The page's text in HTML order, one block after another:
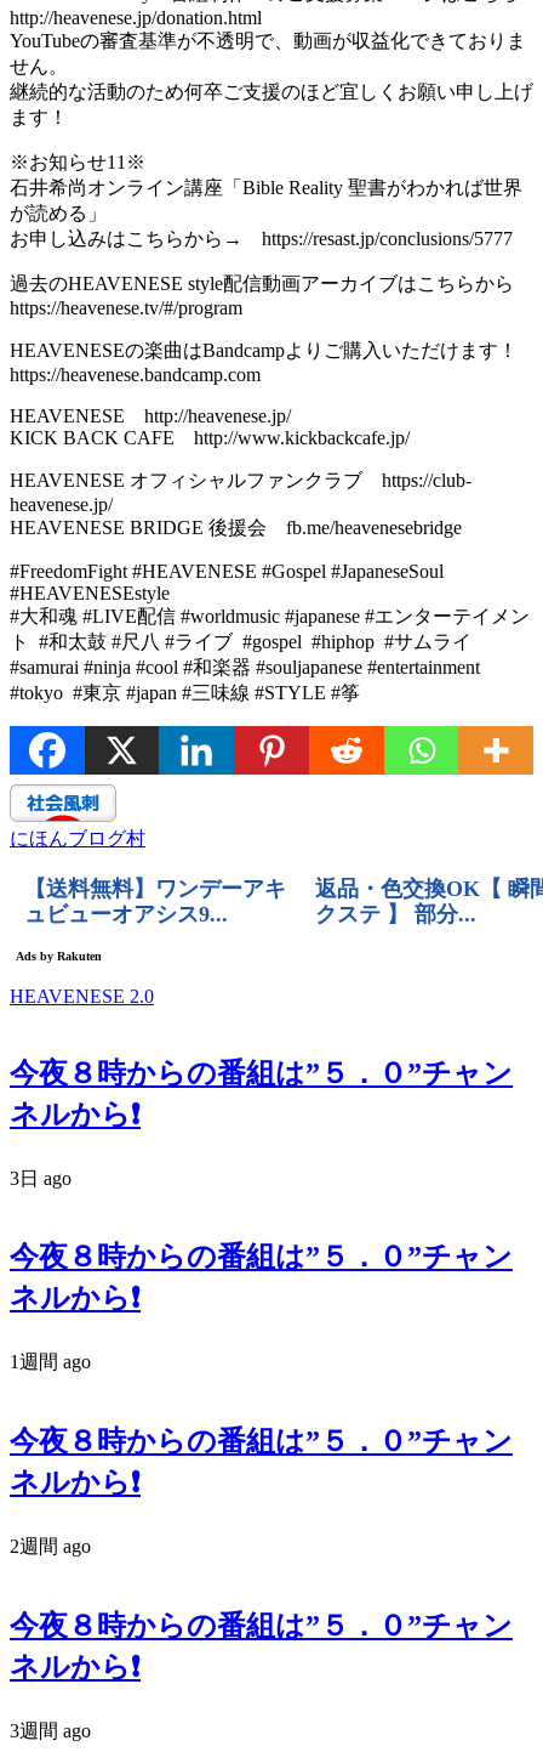
http://heavenese.jp/donation.html
YouTubeの審査基準が不透明で、動画が収益化できておりま
せん。
継続的な活動のため何卒ご支援のほど宜しくお願い申し上げ
ます！
※お知らせ11※
石井希尚オンライン講座「Bible Reality 聖書がわかれば世界
が読める」
お申し込みはこちらから→ https://resast.jp/conclusions/5777
過去のHEAVENESE style配信動画アーカイブはこちらから
https://heavenese.tv/#/program
HEAVENESEの楽曲はBandcampよりご購入いただけます！
https://heavenese.bandcamp.com
HEAVENESE http://heavenese.jp/
KICK BACK CAFE http://www.kickbackcafe.jp/
HEAVENESE オフィシャルファンクラブ https://club-
heavenese.jp/
HEAVENESE BRIDGE 後援会 fb.me/heavenesebridge
#FreedomFight #HEAVENESE #Gospel #JapaneseSoul
#HEAVENESEstyle
#大和魂 #LIVE配信 #worldmusic #japanese #エンターテイメン
ト #和太鼓 #尺八 #ライブ #gospel #hiphop #サムライ
#samurai #ninja #cool #和楽器 #souljapanese #entertainment
#tokyo #東京 #japan #三味線 #STYLE #筝
にほんブログ村
HEAVENESE 2.0
今夜８時からの番組は”５．０”チャン
ネルから❗️
3日 ago
今夜８時からの番組は”５．０”チャン
ネルから❗️
1週間 ago
今夜８時からの番組は”５．０”チャン
ネルから❗️
2週間 ago
今夜８時からの番組は”５．０”チャン
ネルから❗️
3週間 ago